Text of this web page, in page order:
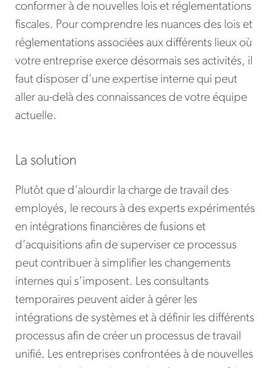
conformer à de nouvelles lois et réglementations
fiscales. Pour comprendre les nuances des lois et
réglementations associées aux différents lieux où
votre entreprise exerce désormais ses activités, il
faut disposer d’une expertise interne qui peut
aller au-delà des connaissances de votre équipe
actuelle.
La solution
Plutôt que d’alourdir la charge de travail des
employés, le recours à des experts expérimentés
en intégrations financières de fusions et
d’acquisitions afin de superviser ce processus
peut contribuer à simplifier les changements
internes qui s’imposent. Les consultants
temporaires peuvent aider à gérer les
intégrations de systèmes et à définir les différents
processus afin de créer un processus de travail
unifié. Les entreprises confrontées à de nouvelles